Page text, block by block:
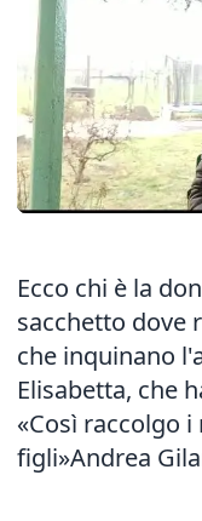
Ecco chi è la
sacchetto dove
che inquinano
Elisabetta, che
«Così raccolgo
figli»Andrea